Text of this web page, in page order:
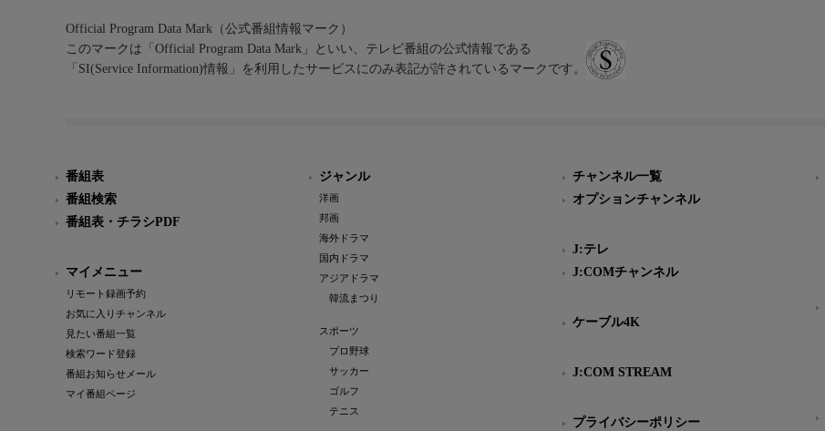
Official Program Data Mark（公式番組情報マーク）
このマークは「Official Program Data Mark」といい、テレビ番組の公式情報である
「SI(Service Information)情報」を利用したサービスにのみ表記が許されているマークです。
番組表
番組検索
番組表・チラシPDF
マイメニュー
リモート録画予約
お気に入りチャンネル
見たい番組一覧
検索ワード登録
番組お知らせメール
マイ番組ページ
ジャンル
洋画
邦画
海外ドラマ
国内ドラマ
アジアドラマ
韓流まつり
スポーツ
プロ野球
サッカー
ゴルフ
テニス
チャンネル一覧
オプションチャンネル
J:テレ
J:COMチャンネル
ケーブル4K
J:COM STREAM
プライバシーポリシー